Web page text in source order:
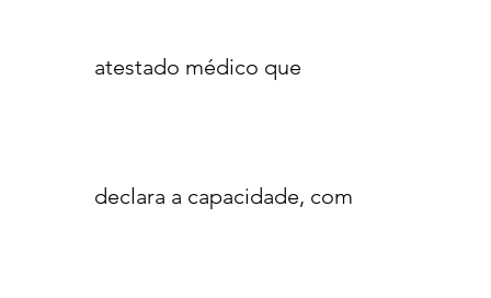
atestado médico que
declara a capacidade, com